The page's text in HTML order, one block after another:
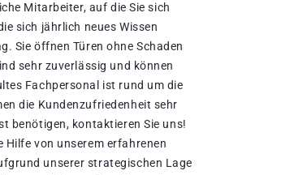
Mitarbeiter, auf die Sie sich
sich jährlich neues Wissen
Sie öffnen Türen ohne Schaden
sehr zuverlässig und können
Fachpersonal ist rund um die
die Kundenzufriedenheit sehr
benötigen, kontaktieren Sie uns!
von unserem erfahrenen
unserer strategischen Lage